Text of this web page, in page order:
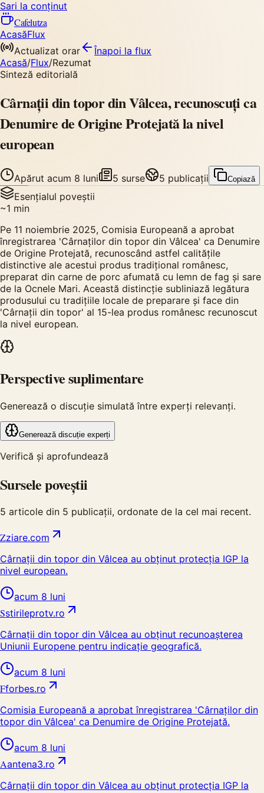
Sari la conținut
Cafelutza
AcasăFlux
Actualizat orar
Înapoi la flux
Acasă/Flux/Rezumat
Sinteză editorială
Cârnații din topor din Vâlcea, recunoscuți ca
Denumire de Origine Protejată la nivel
european
Apărut acum 8 luni 5 surse 5 publicații Copiază
Esențialul poveștii
~1 min
Pe 11 noiembrie 2025, Comisia Europeană a aprobat
înregistrarea 'Cârnaților din topor din Vâlcea' ca Denumire
de Origine Protejată, recunoscând astfel calitățile
distinctive ale acestui produs tradițional românesc,
preparat din carne de porc afumată cu lemn de fag și sare
de la Ocnele Mari. Această distincție subliniază legătura
produsului cu tradițiile locale de preparare și face din
'Cârnații din topor' al 15-lea produs românesc recunoscut
la nivel european.
Perspective suplimentare
Generează o discuție simulată între experți relevanți.
Generează discuție experți
Verifică și aprofundează
Sursele poveștii
5 articole din 5 publicații, ordonate de la cel mai recent.
Zziare.com
Cârnații din topor din Vâlcea au obținut protecția IGP la
nivel european.
acum 8 luni
Sstirileprotv.ro
Cârnații din topor din Vâlcea au obținut recunoașterea
Uniunii Europene pentru indicație geografică.
acum 8 luni
Fforbes.ro
Comisia Europeană a aprobat înregistrarea 'Cârnaţilor din
topor din Vâlcea' ca Denumire de Origine Protejată.
acum 8 luni
Aantena3.ro
Cârnații din topor din Vâlcea au obținut protecția IGP la